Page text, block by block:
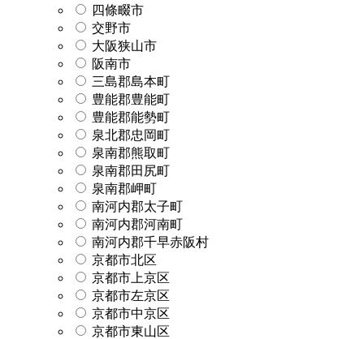
四條畷市
交野市
大阪狭山市
阪南市
三島郡島本町
豊能郡豊能町
豊能郡能勢町
泉北郡忠岡町
泉南郡熊取町
泉南郡田尻町
泉南郡岬町
南河内郡太子町
南河内郡河南町
南河内郡千早赤阪村
京都市北区
京都市上京区
京都市左京区
京都市中京区
京都市東山区